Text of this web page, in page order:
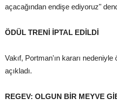
açacağından endişe ediyoruz"
ÖDÜL TRENİ İPTAL EDİLDİ
Vakıf, Portman'ın kararı
açıkladı.
REGEV: OLGUN BİR MEYVE